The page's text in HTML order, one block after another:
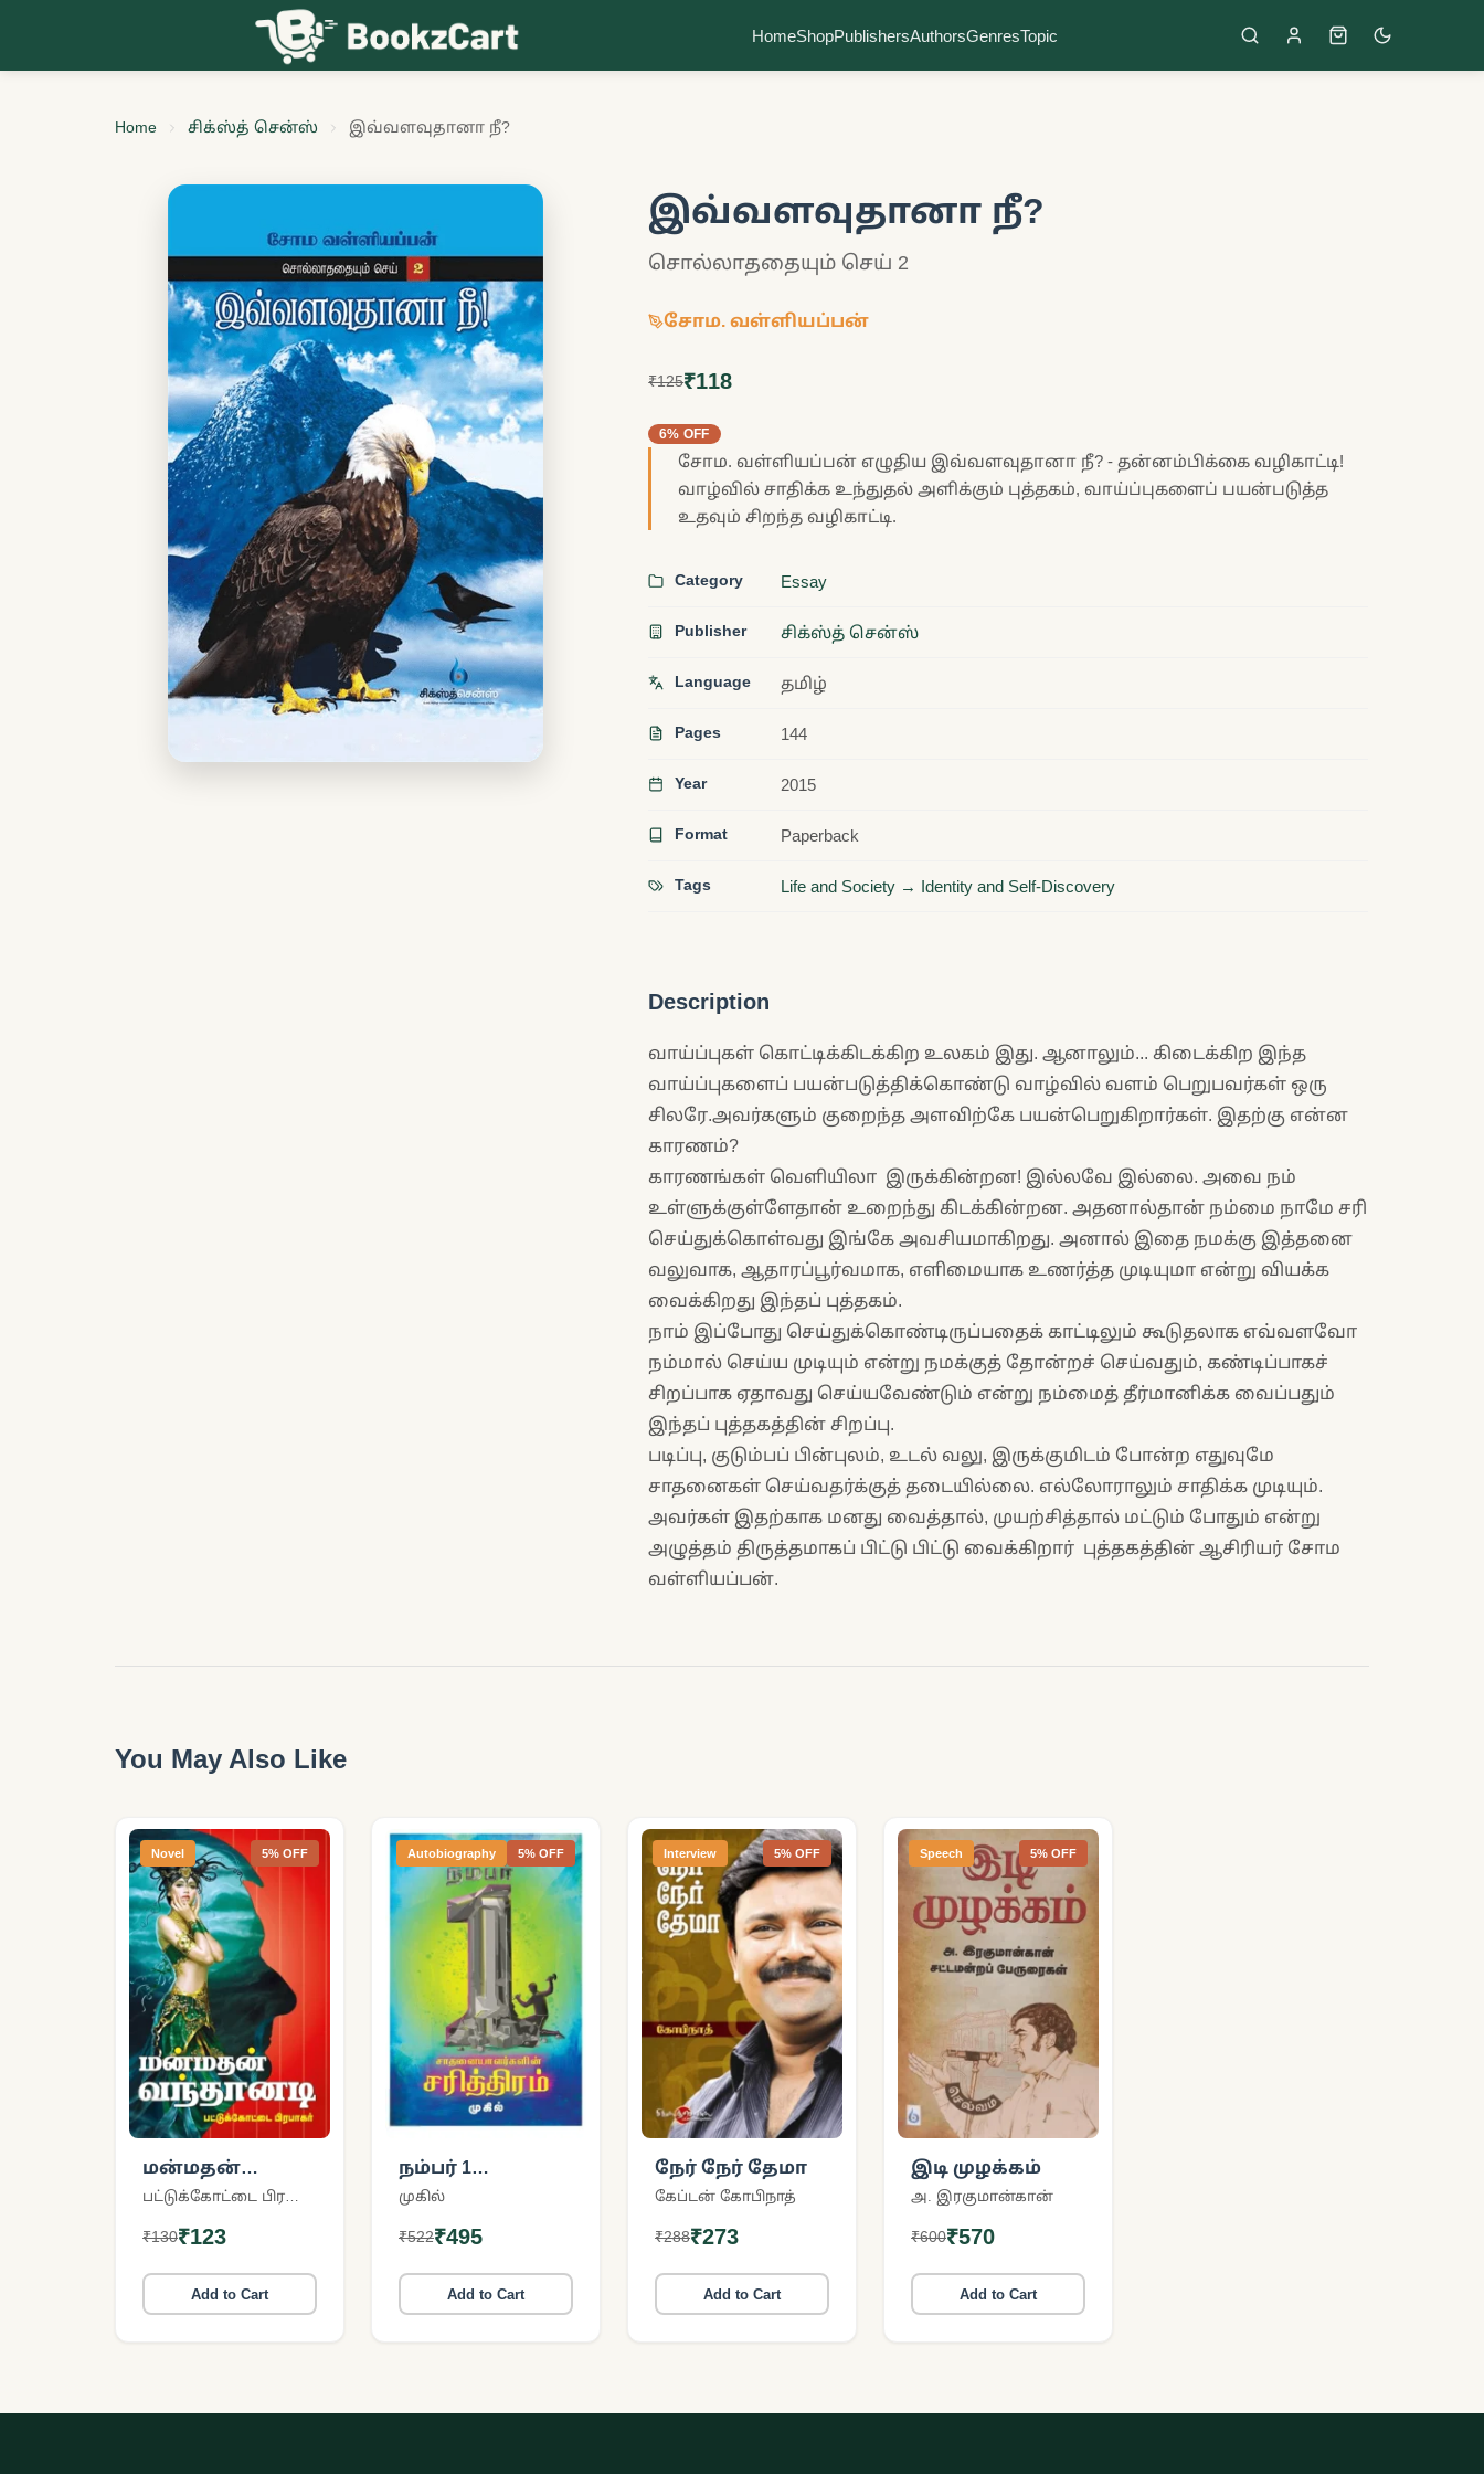
HomeShopPublishersAuthorsGenresTopic
Home சிக்ஸ்த் சென்ஸ் இவ்வளவுதானா நீ?
இவ்வளவுதானா நீ?
சொல்லாததையும் செய் 2
சோம. வள்ளியப்பன்
₹125₹118
6% OFF
சோம. வள்ளியப்பன் எழுதிய இவ்வளவுதானா நீ? - தன்னம்பிக்கை வழிகாட்டி!
வாழ்வில் சாதிக்க உந்துதல் அளிக்கும் புத்தகம், வாய்ப்புகளைப் பயன்படுத்த
உதவும் சிறந்த வழிகாட்டி.
Category Essay
Publisher சிக்ஸ்த் சென்ஸ்
Language தமிழ்
Pages 144
Year 2015
Format Paperback
Tags Life and Society → Identity and Self-Discovery
Description
வாய்ப்புகள் கொட்டிக்கிடக்கிற உலகம் இது. ஆனாலும்... கிடைக்கிற இந்த
வாய்ப்புகளைப் பயன்படுத்திக்கொண்டு வாழ்வில் வளம் பெறுபவர்கள் ஒரு
சிலரே.அவர்களும் குறைந்த அளவிற்கே பயன்பெறுகிறார்கள். இதற்கு என்ன
காரணம்?
காரணங்கள் வெளியிலா இருக்கின்றன! இல்லவே இல்லை. அவை நம்
உள்ளுக்குள்ளேதான் உறைந்து கிடக்கின்றன. அதனால்தான் நம்மை நாமே சரி
செய்துக்கொள்வது இங்கே அவசியமாகிறது. அனால் இதை நமக்கு இத்தனை
வலுவாக, ஆதாரப்பூர்வமாக, எளிமையாக உணர்த்த முடியுமா என்று வியக்க
வைக்கிறது இந்தப் புத்தகம்.
நாம் இப்போது செய்துக்கொண்டிருப்பதைக் காட்டிலும் கூடுதலாக எவ்வளவோ
நம்மால் செய்ய முடியும் என்று நமக்குத் தோன்றச் செய்வதும், கண்டிப்பாகச்
சிறப்பாக ஏதாவது செய்யவேண்டும் என்று நம்மைத் தீர்மானிக்க வைப்பதும்
இந்தப் புத்தகத்தின் சிறப்பு.
படிப்பு, குடும்பப் பின்புலம், உடல் வலு, இருக்குமிடம் போன்ற எதுவுமே
சாதனைகள் செய்வதர்க்குத் தடையில்லை. எல்லோராலும் சாதிக்க முடியும்.
அவர்கள் இதற்காக மனது வைத்தால், முயற்சித்தால் மட்டும் போதும் என்று
அழுத்தம் திருத்தமாகப் பிட்டு பிட்டு வைக்கிறார் புத்தகத்தின் ஆசிரியர் சோம
வள்ளியப்பன்.
You May Also Like
Novel 5% OFF
மன்மதன்
வந்தானடி
பட்டுக்கோட்டை பிரபாகர்
₹130₹123
Add to Cart
Autobiography 5% OFF
நம்பர் 1
சாதனையாளர்களின்
முகில்
₹522₹495
Add to Cart
Interview 5% OFF
நேர் நேர் தேமா
கேப்டன் கோபிநாத்
₹288₹273
Add to Cart
Speech 5% OFF
இடி முழக்கம்
அ. இரகுமான்கான்
₹600₹570
Add to Cart